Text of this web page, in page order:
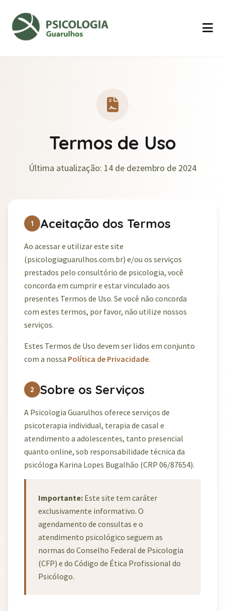
Termos de Uso
Última atualização: 14 de dezembro de 2024
1 Aceitação dos Termos
Ao acessar e utilizar este site
(psicologiaguarulhos.com.br) e/ou os serviços
prestados pelo consultório de psicologia, você
concorda em cumprir e estar vinculado aos
presentes Termos de Uso. Se você não concorda
com estes termos, por favor, não utilize nossos
serviços.
Estes Termos de Uso devem ser lidos em conjunto
com a nossa Política de Privacidade.
2 Sobre os Serviços
A Psicologia Guarulhos oferece serviços de
psicoterapia individual, terapia de casal e
atendimento a adolescentes, tanto presencial
quanto online, sob responsabilidade técnica da
psicóloga Karina Lopes Bugalhão (CRP 06/87654).
Importante: Este site tem caráter
exclusivamente informativo. O
agendamento de consultas e o
atendimento psicológico seguem as
normas do Conselho Federal de Psicologia
(CFP) e do Código de Ética Profissional do
Psicólogo.